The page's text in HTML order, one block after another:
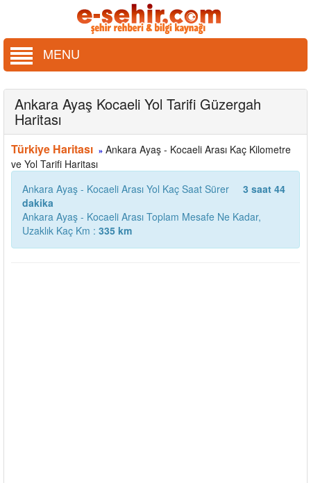
MENU
Ankara Ayaş Kocaeli Yol Tarifi Güzergah
Haritası
Türkiye Haritası » Ankara Ayaş - Kocaeli Arası Kaç Kilometre
ve Yol Tarifi Haritası
Ankara Ayaş - Kocaeli Arası Yol Kaç Saat Sürer
3 saat 44
dakika
Ankara Ayaş - Kocaeli Arası Toplam Mesafe Ne Kadar,
Uzaklık Kaç Km : 335 km